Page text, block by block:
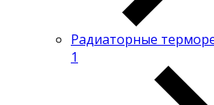
Радиаторные
1